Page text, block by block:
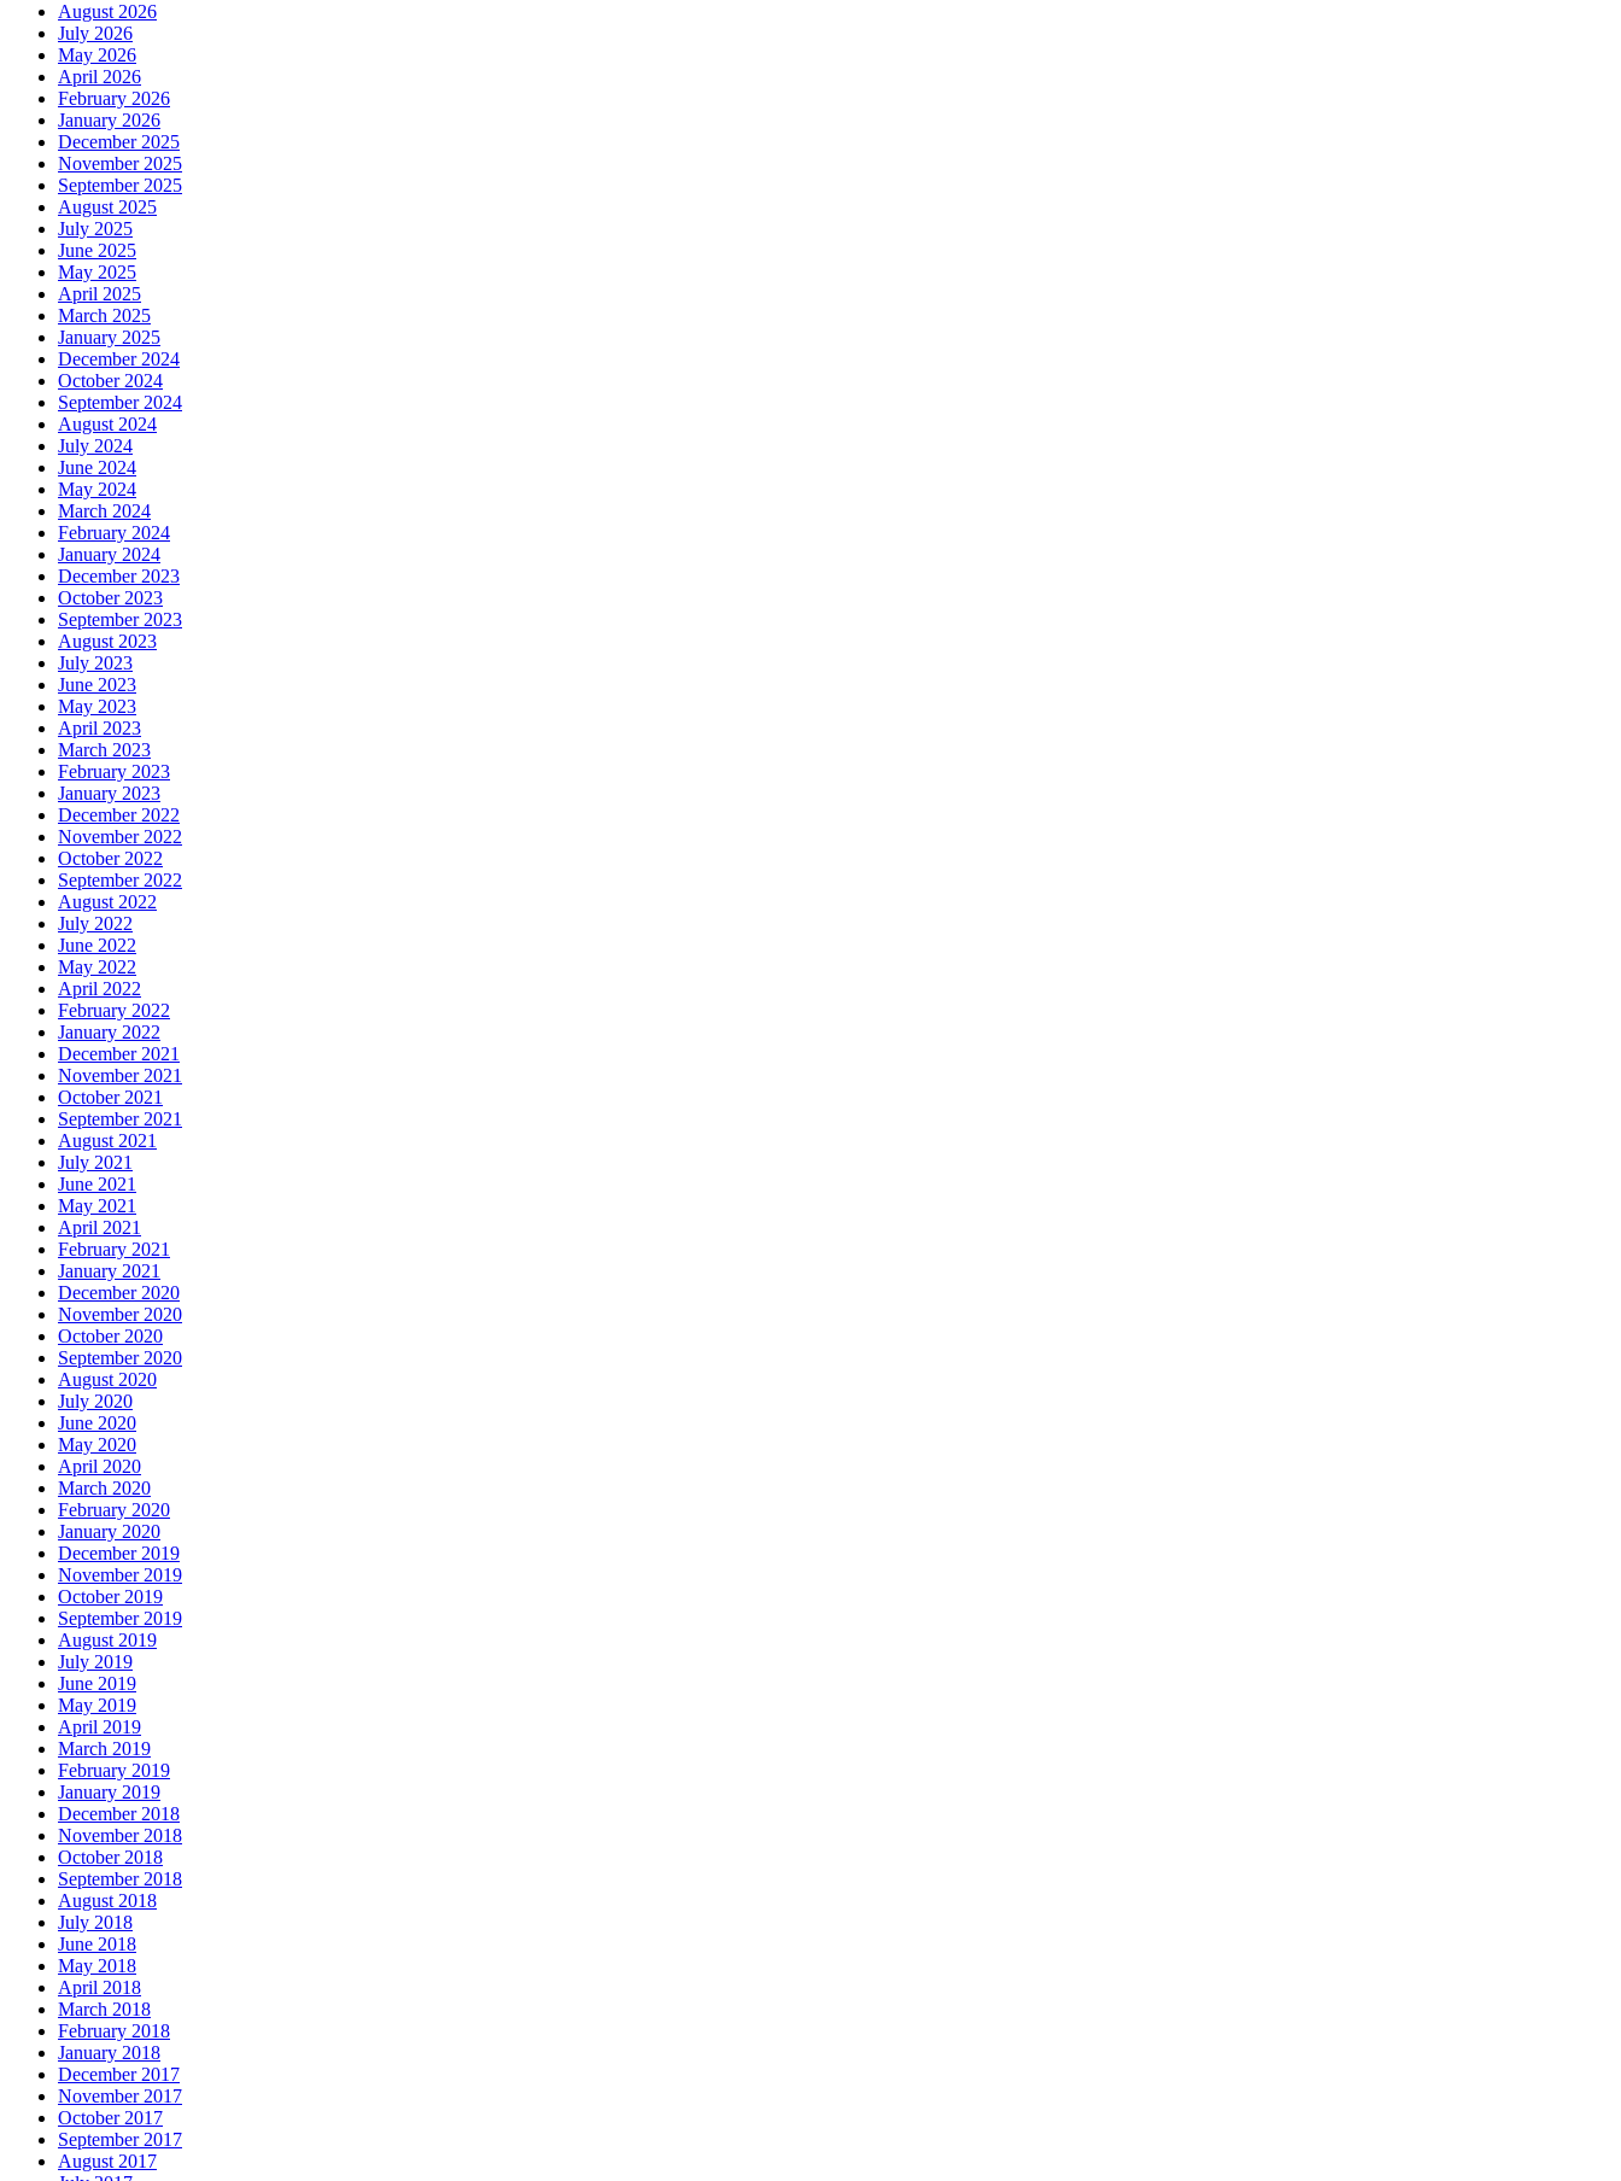
August 2026
July 2026
May 2026
April 2026
February 2026
January 2026
December 2025
November 2025
September 2025
August 2025
July 2025
June 2025
May 2025
April 2025
March 2025
January 2025
December 2024
October 2024
September 2024
August 2024
July 2024
June 2024
May 2024
March 2024
February 2024
January 2024
December 2023
October 2023
September 2023
August 2023
July 2023
June 2023
May 2023
April 2023
March 2023
February 2023
January 2023
December 2022
November 2022
October 2022
September 2022
August 2022
July 2022
June 2022
May 2022
April 2022
February 2022
January 2022
December 2021
November 2021
October 2021
September 2021
August 2021
July 2021
June 2021
May 2021
April 2021
February 2021
January 2021
December 2020
November 2020
October 2020
September 2020
August 2020
July 2020
June 2020
May 2020
April 2020
March 2020
February 2020
January 2020
December 2019
November 2019
October 2019
September 2019
August 2019
July 2019
June 2019
May 2019
April 2019
March 2019
February 2019
January 2019
December 2018
November 2018
October 2018
September 2018
August 2018
July 2018
June 2018
May 2018
April 2018
March 2018
February 2018
January 2018
December 2017
November 2017
October 2017
September 2017
August 2017